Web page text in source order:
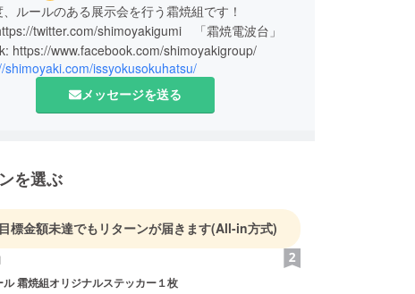
ルールのある展示会を行う霜焼組です！
twitter.com/shimoyakigumi 「霜焼電波台」
shimoyaki.com/issyokusokuhatsu/
メッセージを送る
を選ぶ
目標金額未達でもリターンが届きます(All-in方式)
ル 霜焼組オリジナルステッカー１枚